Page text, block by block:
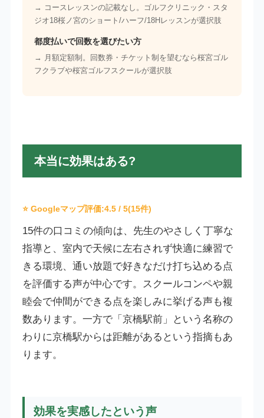
→ コースレッスンの記載なし。ゴルフクリニック・スタ
ジオ18桜ノ宮のショート/ハーフ/18Hレッスンが選択肢
都度払いで回数を選びたい方
→ 月額定額制。回数券・チケット制を望むなら桜宮ゴル
フクラブや桜宮ゴルフスクールが選択肢
本当に効果はある?
⭐ Googleマップ評価:4.5/ 5(15件)
15件の口コミの傾向は、先生のやさしく丁寧な
指導と、室内で天候に左右されず快適に練習で
きる環境、通い放題で好きなだけ打ち込める点
を評価する声が中心です。スクールコンペや親
睦会で仲間ができる点を楽しみに挙げる声も複
数あります。一方で「京橋駅前」という名称の
わりに京橋駅からは距離があるという指摘もあ
ります。
効果を実感したという声